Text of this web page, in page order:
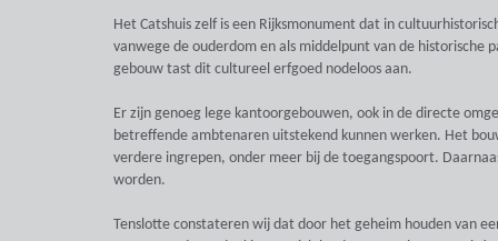
Het Catshuis zelf is een Rijksmonument dat in
vanwege de ouderdom en als middelpunt van de historische
gebouw tast dit cultureel erfgoed nodeloos aan.
Er zijn genoeg lege kantoorgebouwen, ook in de directe
betreffende ambtenaren uitstekend kunnen werken. Het
verdere ingrepen, onder meer bij de toegangspoort.
worden.
Tenslotte constateren wij dat door het geheim houden van